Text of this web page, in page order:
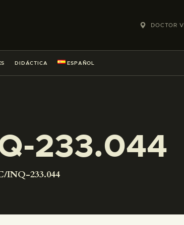
DOCTOR
DIDÁCTICA ESPAÑOL
233.044
INQ-233.044